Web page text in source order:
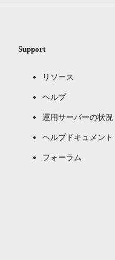
Support
リソース
ヘルプ
運用サーバーの状況
ヘルプドキュメント
フォーラム